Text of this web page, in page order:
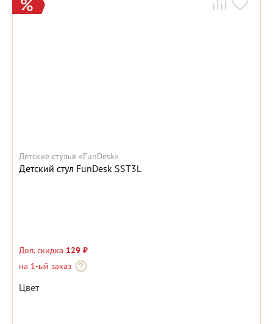
Детские стулья «FunDesk»
Детский стул FunDesk SST3L
Доп. скидка 129 ₽
на 1-ый заказ
Цвет